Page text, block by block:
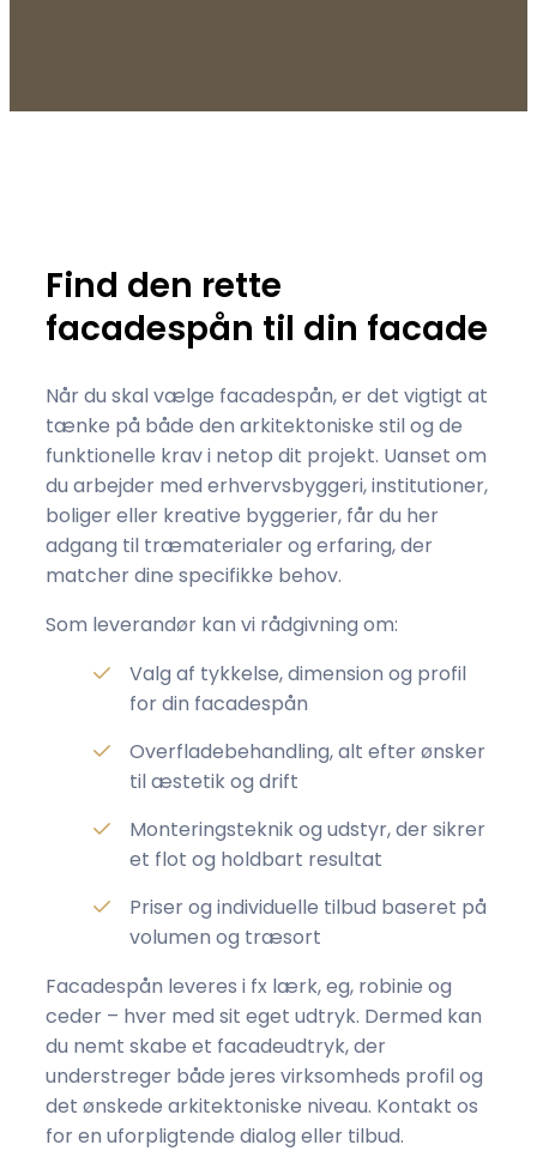
Find den rette
facadespån til din facade
Når du skal vælge facadespån, er det vigtigt at
tænke på både den arkitektoniske stil og de
funktionelle krav i netop dit projekt. Uanset om
du arbejder med erhvervsbyggeri, institutioner,
boliger eller kreative byggerier, får du her
adgang til træmaterialer og erfaring, der
matcher dine specifikke behov.
Som leverandør kan vi rådgivning om:
Valg af tykkelse, dimension og profil
for din facadespån
Overfladebehandling, alt efter ønsker
til æstetik og drift
Monteringsteknik og udstyr, der sikrer
et flot og holdbart resultat
Priser og individuelle tilbud baseret på
volumen og træsort
Facadespån leveres i fx lærk, eg, robinie og
ceder – hver med sit eget udtryk. Dermed kan
du nemt skabe et facadeudtryk, der
understreger både jeres virksomheds profil og
det ønskede arkitektoniske niveau. Kontakt os
for en uforpligtende dialog eller tilbud.